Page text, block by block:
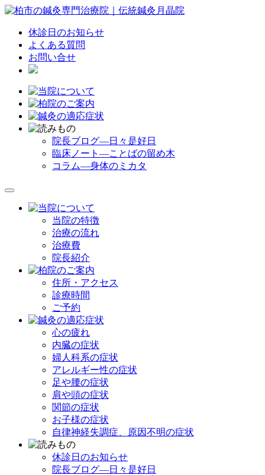
休診日のお知らせ
よくある質問
お問い合せ
院長ブログ―日々是好日
臨床ノート―ことばの留め木
コラム―身体のミカタ
当院の特徴
治療の流れ
治療費
院長紹介
住所・アクセス
診療時間
ご予約
心の疲れ
内臓の症状
婦人科系の症状
アレルギー性の症状
足や腰の症状
肩や頭の症状
関節の症状
お子様の症状
自律神経失調症、原因不明の症状
休診日のお知らせ
院長ブログ―日々是好日